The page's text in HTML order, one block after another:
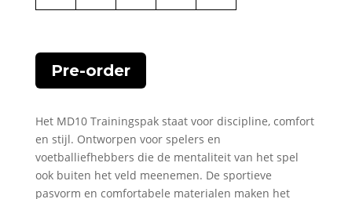
Pre-order
Het MD10 Trainingspak staat voor discipline, comfort
en stijl. Ontworpen voor spelers en
voetballiefhebbers die de mentaliteit van het spel
ook buiten het veld meenemen. De sportieve
pasvorm en comfortabele materialen maken het